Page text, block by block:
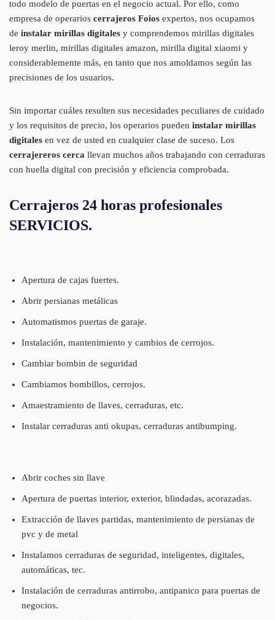
todo modelo de puertas en el negocio actual. Por ello, como
empresa de operarios cerrajeros Foios expertos, nos ocupamos
de instalar mirillas digitales y comprendemos mirillas digitales
leroy merlin, mirillas digitales amazon, mirilla digital xiaomi y
considerablemente más, en tanto que nos amoldamos según las
precisiones de los usuarios.
Sin importar cuáles resulten sus necesidades peculiares de cuidado
y los requisitos de precio, los operarios pueden instalar mirillas
digitales en vez de usted en cualquier clase de suceso. Los
cerrajereros cerca llevan muchos años trabajando con cerraduras
con huella digital con precisión y eficiencia comprobada.
Cerrajeros 24 horas profesionales
SERVICIOS.
Apertura de cajas fuertes.
Abrir persianas metálicas
Automatismos puertas de garaje.
Instalación, mantenimiento y cambios de cerrojos.
Cambiar bombin de seguridad
Cambiamos bombillos, cerrojos.
Amaestramiento de llaves, cerraduras, etc.
Instalar cerraduras anti okupas, cerraduras antibumping.
Abrir coches sin llave
Apertura de puertas interior, exterior, blindadas, acorazadas.
Extracción de llaves partidas, mantenimiento de persianas de
pvc y de metal
Instalamos cerraduras de seguridad, inteligentes, digitales,
automáticas, tec.
Instalación de cerraduras antirrobo, antipanico para puertas de
negocios.